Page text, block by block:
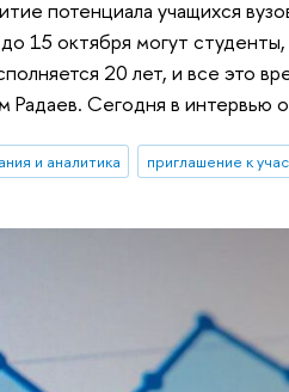
потенциала учащихся
15 октября могут
20 лет, и все это
Сегодня в интервью
и аналитика приглашение к